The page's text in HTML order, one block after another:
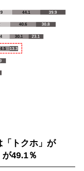
「トクホ」が
49.1％